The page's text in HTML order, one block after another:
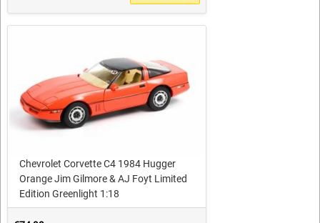
Chevrolet Corvette C4 1984 Hugger
Orange Jim Gilmore & AJ Foyt Limited
Edition Greenlight 1:18